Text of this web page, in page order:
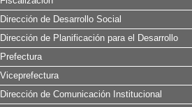
Dirección de Desarrollo Social
Dirección de Planificación para el Desarrollo
Prefectura
Viceprefectura
Dirección de Comunicación Institucional